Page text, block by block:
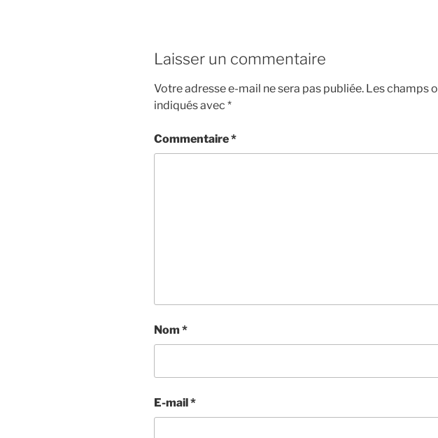
Laisser un commentaire
Votre adresse e-mail ne sera pas publiée. Les champs
indiqués avec *
Commentaire*
Nom *
E-mail*